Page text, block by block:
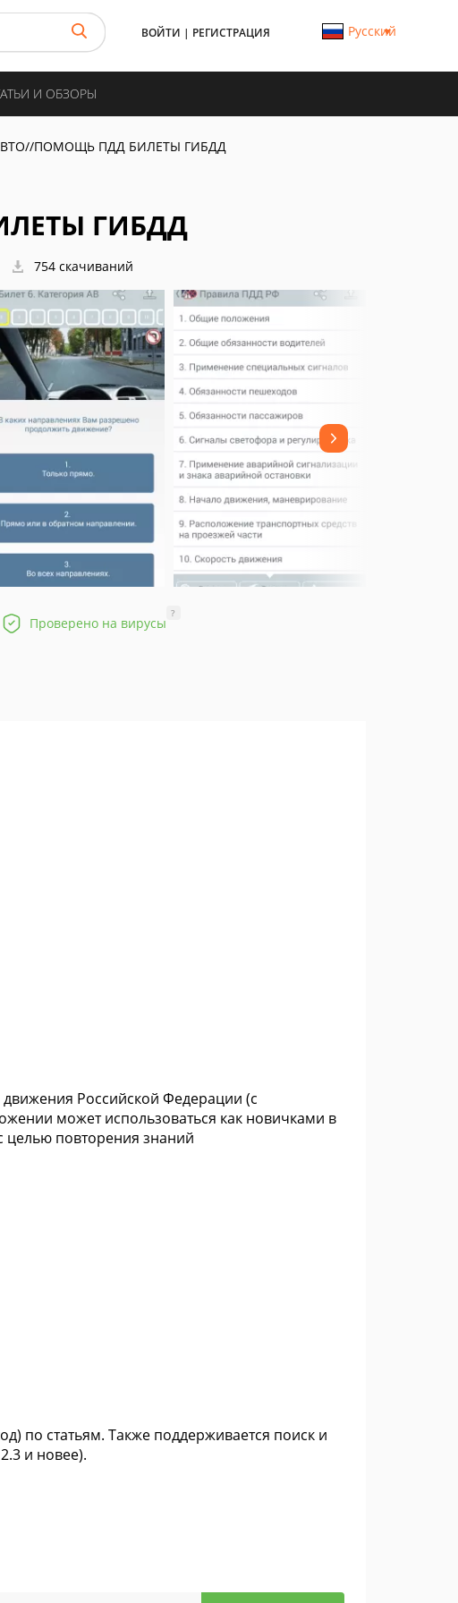
ВОЙТИ | РЕГИСТРАЦИЯ Русский
И ОБЗОРЫ
ПОМОЩЬ ПДД БИЛЕТЫ ГИБДД
ГИБДД
754 скачиваний
Проверено на вирусы
?
Российской Федерации (с
может использоваться как новичками в
целью повторения знаний
по статьям. Также поддерживается поиск и
и новее).